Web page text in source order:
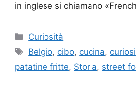
in inglese si chiamano
Categorie
Curiosità
Tag
Belgio, cibo, cucina,
patatine fritte, Storia, street